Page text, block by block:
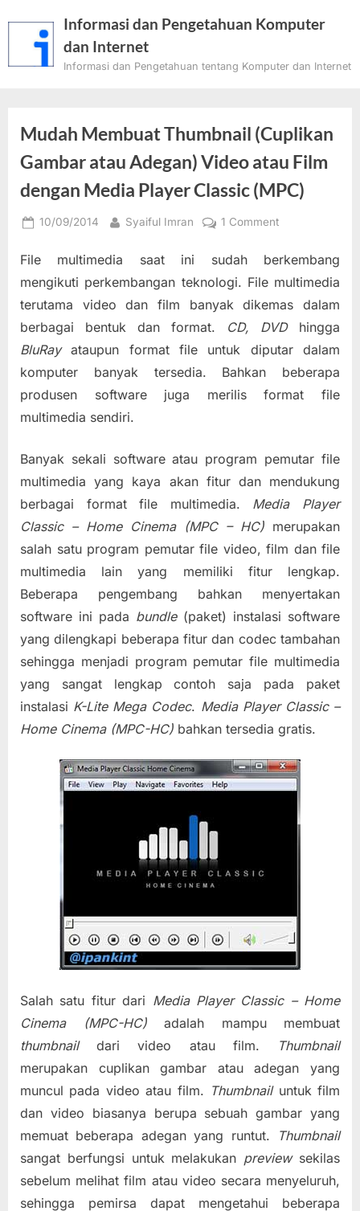
Informasi dan Pengetahuan Komputer
dan Internet
Informasi dan Pengetahuan tentang Komputer dan Internet
Mudah Membuat Thumbnail (Cuplikan
Gambar atau Adegan) Video atau Film
dengan Media Player Classic (MPC)
Posted
10/09/2014 By
Syaiful Imran 1 Commenton
Membuat
Thumbnail
Gambar
atau
Adegan)
Video
Player
Classic
(MPC)
File multimedia saat ini sudah berkembang
mengikuti perkembangan teknologi. File multimedia
terutama video dan film banyak dikemas dalam
berbagai bentuk dan format. CD, DVDhingga
BluRayataupun format file untuk diputar dalam
komputer banyak tersedia. Bahkan beberapa
produsen software juga merilis format file
multimedia sendiri.
Banyak sekali software atau program pemutar file
multimedia yang kaya akan fitur dan mendukung
berbagai format file multimedia. Media Player
Classic – Home Cinema (MPC – HC) merupakan
salah satu program pemutar file video, film dan file
multimedia lain yang memiliki fitur lengkap.
Beberapa pengembang bahkan menyertakan
software ini pada bundle(paket) instalasi software
yang dilengkapi beberapa fitur dan codec tambahan
sehingga menjadi program pemutar file multimedia
yang sangat lengkap contoh saja pada paket
instalasi K-Lite Mega Codec. Media Player Classic –
Home Cinema (MPC-HC) bahkan tersedia gratis.
Salah satu fitur dari Media Player Classic – Home
Cinema (MPC-HC)adalah mampu membuat
thumbnaildari video atau film.
Thumbnail
merupakan cuplikan gambar atau adegan yang
muncul pada video atau film. Thumbnailuntuk film
dan video biasanya berupa sebuah gambar yang
memuat beberapa adegan yang runtut.
Thumbnail
sangat berfungsi untuk melakukan previewsekilas
sebelum melihat film atau video secara menyeluruh,
sehingga pemirsa dapat mengetahui beberapa